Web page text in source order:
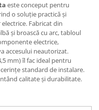
este conceput pentru
o soluție practică și
Fabricat din
și broască cu arc, tabloul
electrice,
accesului neautorizat.
mm) îl fac ideal pentru
standard de instalare.
calitate și durabilitate.